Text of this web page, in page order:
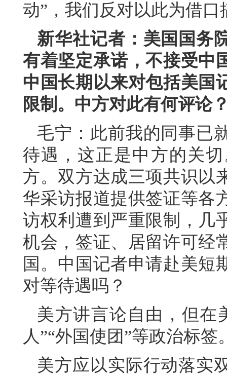
动”，我们反对以此为借口
新华社记者：美国国务
有着坚定承诺，不接受中
中国长期以来对包括美国
限制。中方对此有何评论
毛宁：此前我的同事已
待遇，这正是中方的关
方。双方达成三项共识以
华采访报道提供签证等各
访权利遭到严重限制，几
机会，签证、居留许可经
国。中国记者申请赴美短
对等待遇吗？
美方讲言论自由，但在
人”“外国使团”等政治标
美方应以实际行动落实